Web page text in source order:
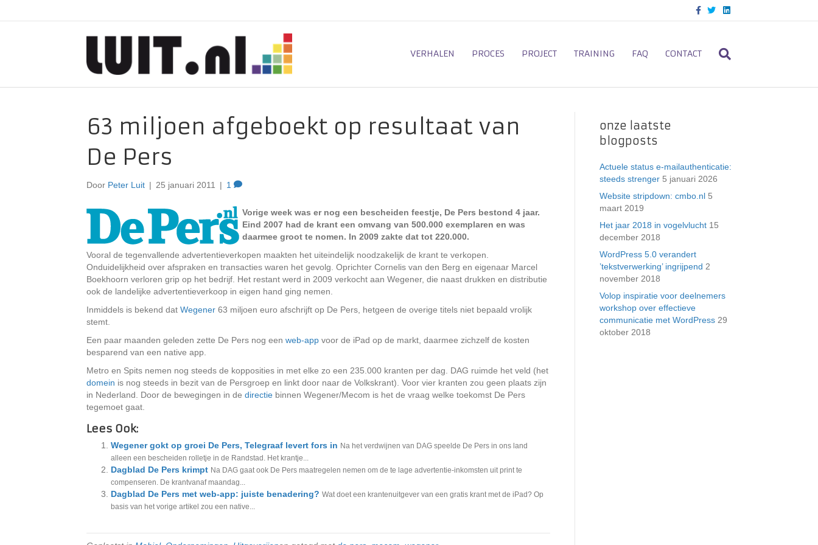
c
o
o
T
i
e
L
n
d
VERHALEN PROCES PROJECT TRAINING FAQ CONTACT
63 miljoen afgeboekt op resultaat van
De Pers
Door Peter Luit | 25 januari 2011 | 1
Vorige week was er nog een bescheiden feestje, De Pers bestond 4 jaar.
Eind 2007 had de krant een omvang van 500.000 exemplaren en was
daarmee groot te nomen. In 2009 zakte dat tot 220.000.
Vooral de tegenvallende advertentieverkopen maakten het uiteindelijk noodzakelijk de krant te verkopen.
Onduidelijkheid over afspraken en transacties waren het gevolg. Oprichter Cornelis van den Berg en eigenaar Marcel
Boekhoorn verloren grip op het bedrijf. Het restant werd in 2009 verkocht aan Wegener, die naast drukken en distributie
ook de landelijke advertentieverkoop in eigen hand ging nemen.
Inmiddels is bekend dat Wegener 63 miljoen euro afschrijft op De Pers, hetgeen de overige titels niet bepaald vrolijk
stemt.
Een paar maanden geleden zette De Pers nog een web-app voor de iPad op de markt, daarmee zichzelf de kosten
besparend van een native app.
Metro en Spits nemen nog steeds de kopposities in met elke zo een 235.000 kranten per dag. DAG ruimde het veld (het
domein is nog steeds in bezit van de Persgroep en linkt door naar de Volkskrant). Voor vier kranten zou geen plaats zijn
in Nederland. Door de bewegingen in de directie binnen Wegener/Mecom is het de vraag welke toekomst De Pers
tegemoet gaat.
Lees Ook:
Wegener gokt op groei De Pers, Telegraaf levert fors in Na het verdwijnen van DAG speelde De Pers in ons land
alleen een bescheiden rolletje in de Randstad. Het krantje...
Dagblad De Pers krimpt Na DAG gaat ook De Pers maatregelen nemen om de te lage advertentie-inkomsten uit print te
compenseren. De krantvanaf maandag...
Dagblad De Pers met web-app: juiste benadering? Wat doet een krantenuitgever van een gratis krant met de iPad? Op
basis van het vorige artikel zou een native...
onze laatste
blogposts
Actuele status e-mailauthenticatie:
steeds strenger 5 januari 2026
Website stripdown: cmbo.nl 5
maart 2019
Het jaar 2018 in vogelvlucht 15
december 2018
WordPress 5.0 verandert
’tekstverwerking’ ingrijpend 2
november 2018
Volop inspiratie voor deelnemers
workshop over effectieve
communicatie met WordPress 29
oktober 2018